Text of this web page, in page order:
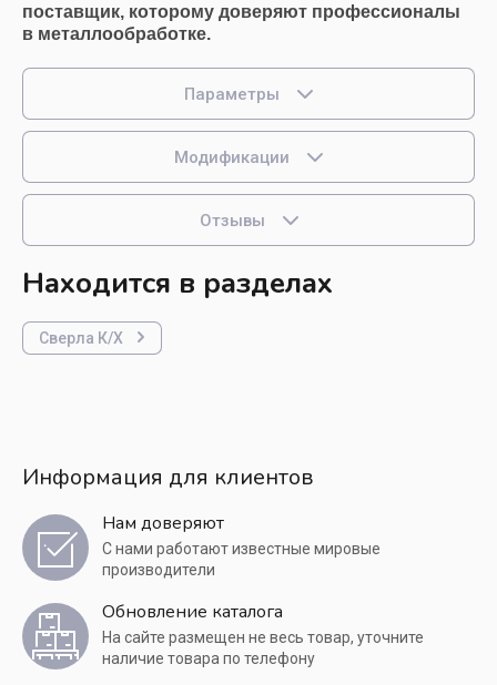
поставщик, которому доверяют профессионалы
в металлообработке.
Параметры
Модификации
Отзывы
Находится в разделах
Сверла К/Х
Информация для клиентов
Нам доверяют
С нами работают известные мировые
производители
Обновление каталога
На сайте размещен не весь товар, уточните
наличие товара по телефону